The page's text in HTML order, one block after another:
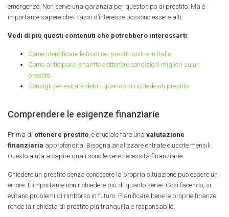
emergenze. Non serve una garanzia per questo tipo di prestito. Ma è
importante sapere che i tassi d’interesse possono essere alti.
Vedi di più questi contenuti che potrebbero interessarti:
Come identificare le frodi nei prestiti online in Italia
Come anticipare le tariffe e ottenere condizioni migliori su un
prestito
Consigli per evitare debiti quando si richiede un prestito
Comprendere le esigenze finanziarie
Prima di ottenere prestito , è cruciale fare una valutazione
finanziaria approfondita. Bisogna analizzare entrate e uscite mensili.
Questo aiuta a capire quali sono le vere necessità finanziarie.
Chiedere un prestito senza conoscere la propria situazione può essere un
errore. È importante non richiedere più di quanto serve. Così facendo, si
evitano problemi di rimborso in futuro. Pianificare bene le proprie finanze
rende la richiesta di prestito più tranquilla e responsabile.